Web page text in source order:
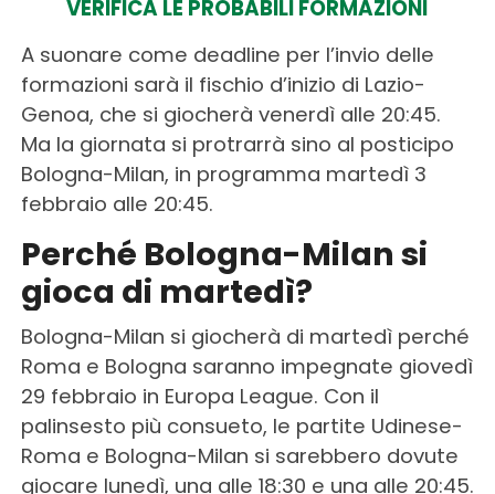
VERIFICA LE PROBABILI FORMAZIONI
A suonare come deadline per l’invio delle
formazioni sarà il fischio d’inizio di Lazio-
Genoa, che si giocherà venerdì alle 20:45.
Ma la giornata si protrarrà sino al posticipo
Bologna-Milan, in programma martedì 3
febbraio alle 20:45.
Perché Bologna-Milan si
gioca di martedì?
Bologna-Milan si giocherà di martedì perché
Roma e Bologna saranno impegnate giovedì
29 febbraio in Europa League. Con il
palinsesto più consueto, le partite Udinese-
Roma e Bologna-Milan si sarebbero dovute
giocare lunedì, una alle 18:30 e una alle 20:45.